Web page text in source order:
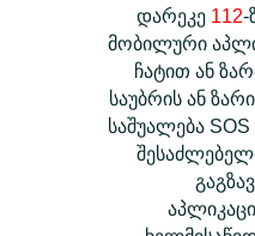
დარეკე 112-
მობილური
ჩატით ან
საუბრის ან
საშუალება